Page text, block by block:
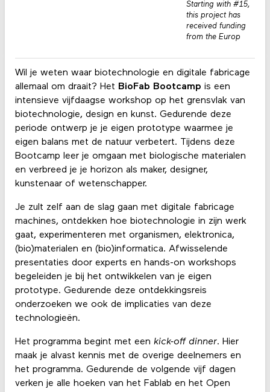
Wil je weten waar biotechnologie en digitale fabricage
allemaal om draait? Het BioFab Bootcamp is een
intensieve vijfdaagse workshop op het grensvlak van
biotechnologie, design en kunst. Gedurende deze
periode ontwerp je je eigen prototype waarmee je
eigen balans met de natuur verbetert. Tijdens deze
Bootcamp leer je omgaan met biologische materialen
en verbreed je je horizon als maker, designer,
kunstenaar of wetenschapper.
Je zult zelf aan de slag gaan met digitale fabricage
machines, ontdekken hoe biotechnologie in zijn werk
gaat, experimenteren met organismen, elektronica,
(bio)materialen en (bio)informatica. Afwisselende
presentaties door experts en hands-on workshops
begeleiden je bij het ontwikkelen van je eigen
prototype. Gedurende deze ontdekkingsreis
onderzoeken we ook de implicaties van deze
technologieën.
Het programma begint met een kick-off dinner. Hier
maak je alvast kennis met de overige deelnemers en
het programma. Gedurende de volgende vijf dagen
verken je alle hoeken van het Fablab en het Open
Starting with #15,
this project has
received funding
from the Europ